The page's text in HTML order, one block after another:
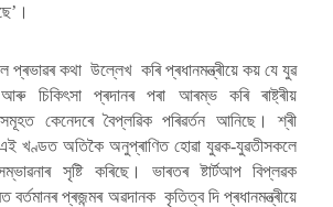
প্ৰভাৱৰ কথা উল্লেখ কৰি প্ৰধানমন্ত্ৰীয়ে কয় যে যুৱ
চিকিৎসা প্ৰদানৰ পৰা আৰম্ভ কৰি ৰাষ্ট্ৰীয়
কেনেদৰে বৈপ্লৱিক পৰিৱৰ্তন আনিছে। শ্ৰী
খণ্ডত অতিকৈ অনুপ্ৰাণিত হোৱা যুৱক-যুৱতীসকলে
সৃষ্টি কৰিছে। ভাৰতৰ ষ্টাৰ্টআপ বিপ্লৱক
বৰ্তমানৰ প্ৰজন্মৰ অৱদানক কৃতিত্ব দি প্ৰধানমন্ত্ৰীয়ে